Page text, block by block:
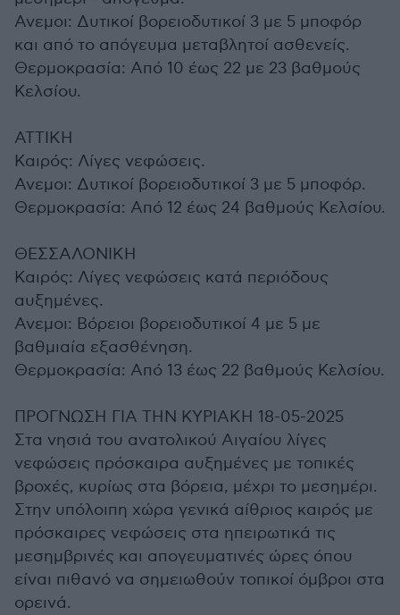
Ανεμοι: Δυτικοί βορειοδυτικοί 3 με 5 μποφόρ
και από το απόγευμα μεταβλητοί ασθενείς.
Θερμοκρασία: Από 10 έως 22 με 23 βαθμούς
Κελσίου.
ΑΤΤΙΚΗ
Καιρός: Λίγες νεφώσεις.
Ανεμοι: Δυτικοί βορειοδυτικοί 3 με 5 μποφόρ.
Θερμοκρασία: Από 12 έως 24 βαθμούς Κελσίου.
ΘΕΣΣΑΛΟΝΙΚΗ
Καιρός: Λίγες νεφώσεις κατά περιόδους
αυξημένες.
Ανεμοι: Βόρειοι βορειοδυτικοί 4 με 5 με
βαθμιαία εξασθένηση.
Θερμοκρασία: Από 13 έως 22 βαθμούς Κελσίου.
ΠΡΟΓΝΩΣΗ ΓΙΑ ΤΗΝ ΚΥΡΙΑΚΗ 18-05-2025
Στα νησιά του ανατολικού Αιγαίου λίγες
νεφώσεις πρόσκαιρα αυξημένες με τοπικές
βροχές, κυρίως στα βόρεια, μέχρι το μεσημέρι.
Στην υπόλοιπη χώρα γενικά αίθριος καιρός με
πρόσκαιρες νεφώσεις στα ηπειρωτικά τις
μεσημβρινές και απογευματινές ώρες όπου
είναι πιθανό να σημειωθούν τοπικοί όμβροι στα
ορεινά.